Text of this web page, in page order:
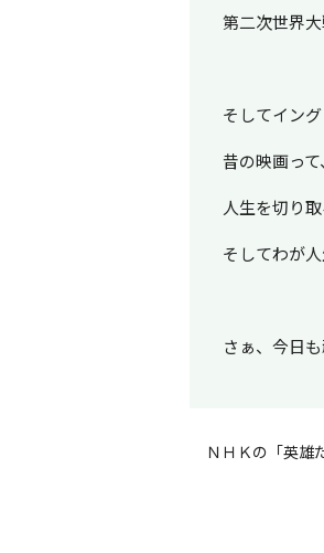
第二次世界
そしてイン
昔の映画って
人生を切り取
そしてわが
さぁ、今日
ＮＨＫの「英雄